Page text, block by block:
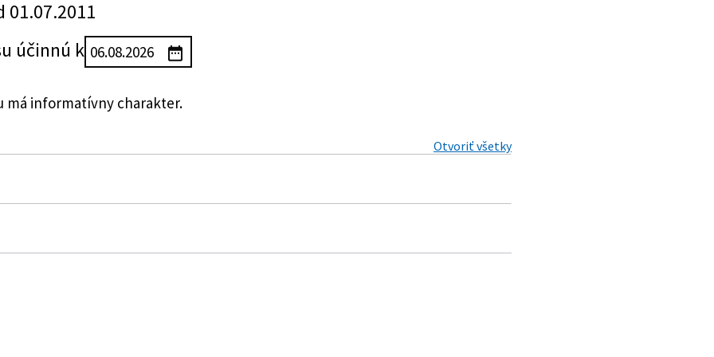
01.07.2011
účinnú k
má informatívny charakter.
Otvoriť všetky
č. 566/2001 Z. z. o cenných papieroch a investičných službách a o zmene